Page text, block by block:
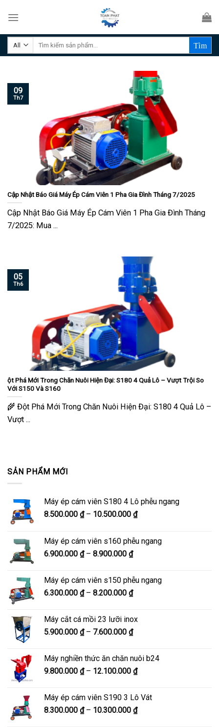
Tìm
SẢN PHẨM MỚI
Máy ép cám viên S180 4 Lô phễu ngang
8.500.000 ₫ – 10.500.000 ₫Khoảng
8.500.000 ₫
Máy ép cám viên s160 phễu ngang
6.900.000 ₫ – 8.900.000 ₫Khoảng
từ
6.900.000 ₫
đến
Máy ép cám viên s150 phễu ngang
6.300.000 ₫ – 8.200.000 ₫Khoảng
6.300.000 ₫
đến
Máy cắt cá mồi 23 lưỡi inox
5.900.000 ₫ – 7.600.000 ₫Khoảng
5.900.000 ₫
đến
Máy nghiền thức ăn chăn nuôi b24
9.800.000 ₫ – 12.100.000 ₫Khoảng
9.800.000 ₫
đến
Máy ép cám viên S190 3 Lô Vát
8.300.000 ₫ – 10.300.000 ₫Khoảng
Cập Nhật Báo Giá Máy Ép Cám Viên 1 Pha Gia Đình Tháng 7/2025
Cập Nhật Báo Giá Máy Ép Cám Viên 1 Pha Gia Đình Tháng
7/2025: Mua ...
09
Th7
ột Phá Mới Trong Chăn Nuôi Hiện Đại: S180 4 Quả Lô – Vượt Trội So
Với S150 Và S160
🌾 Đột Phá Mới Trong Chăn Nuôi Hiện Đại: S180 4 Quả Lô –
Vượt ...
05
Th6